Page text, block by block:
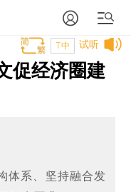
试听
T中
促经济圈建
体系、坚持融合发